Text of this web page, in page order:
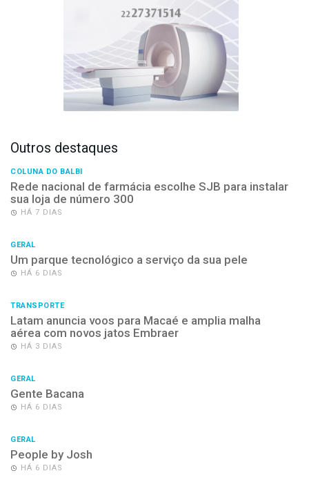
Outros destaques
COLUNA DO BALBI
Rede nacional de farmácia escolhe SJB para instalar
sua loja de número 300
HÁ 7 DIAS
GERAL
Um parque tecnológico a serviço da sua pele
HÁ 6 DIAS
TRANSPORTE
Latam anuncia voos para Macaé e amplia malha
aérea com novos jatos Embraer
HÁ 3 DIAS
GERAL
Gente Bacana
HÁ 6 DIAS
GERAL
People by Josh
HÁ 6 DIAS